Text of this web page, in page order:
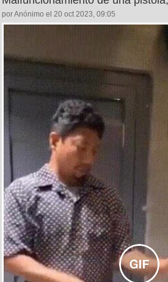
por Anónimo el 20 oct 2023, 09:05